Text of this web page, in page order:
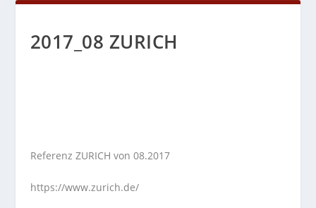
2017_08 ZURICH
Referenz ZURICH von 08.2017
https://www.zurich.de/